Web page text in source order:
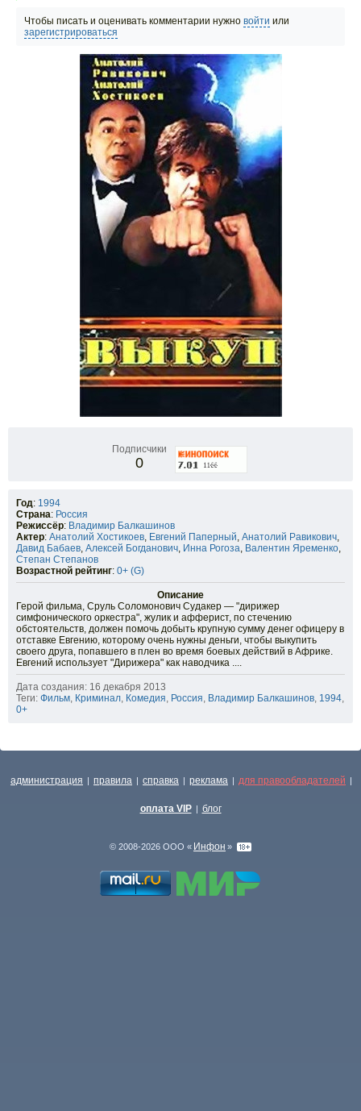
Чтобы писать и оценивать комментарии нужно войти или
зарегистрироваться
Подписчики
0
Год: 1994
Страна: Россия
Режиссёр: Владимир Балкашинов
Актер: Анатолий Хостикоев, Евгений Паперный, Анатолий Равикович,
Давид Бабаев, Алексей Богданович, Инна Рогоза, Валентин Яременко,
Степан Степанов
Возрастной рейтинг: 0+ (G)
Описание
Герой фильма, Сруль Соломонович Судакер — "дирижер
симфонического оркестра", жулик и афферист, по стечению
обстоятельств, должен помочь добыть крупную сумму денег офицеру в
отставке Евгению, которому очень нужны деньги, чтобы выкупить
своего друга, попавшего в плен во время боевых действий в Африке.
Евгений использует "Дирижера" как наводчика ....
Дата создания: 16 декабря 2013
Теги: Фильм, Криминал, Комедия, Россия, Владимир Балкашинов, 1994,
0+
администрация | правила | справка | реклама | для правообладателей |
оплата VIP | блог
© 2008-2026 ООО « Инфон »